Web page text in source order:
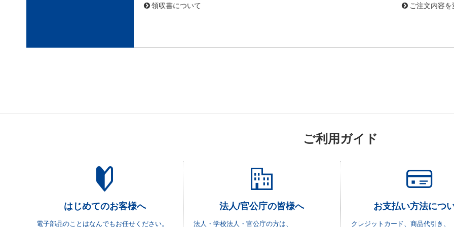
領収書について ご注文内容
ご利用ガイド
はじめてのお客様へ
電子部品のことはなんでもお任せください。
法人/官公庁の皆様へ
法人・学校法人・官公庁の方は、
お支払い方法につ
クレジットカード、商品代引き、